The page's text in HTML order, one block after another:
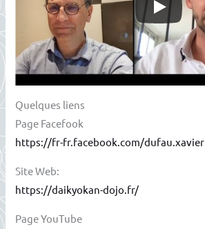
Quelques liens
Page Facefook
https://fr-fr.facebook.com/dufau.xavier
Site Web:
https://daikyokan-dojo.fr/
Page YouTube